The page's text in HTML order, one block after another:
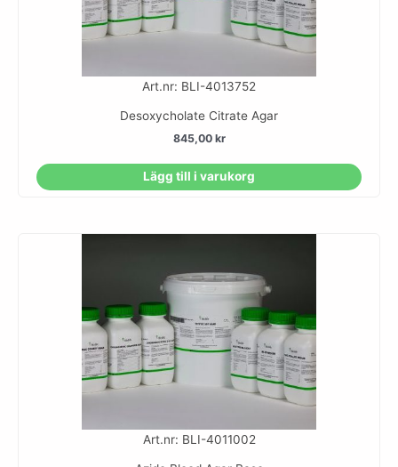
Art.nr: BLI-4013752
Desoxycholate Citrate Agar
845,00 kr
Lägg till i varukorg
Art.nr: BLI-4011002